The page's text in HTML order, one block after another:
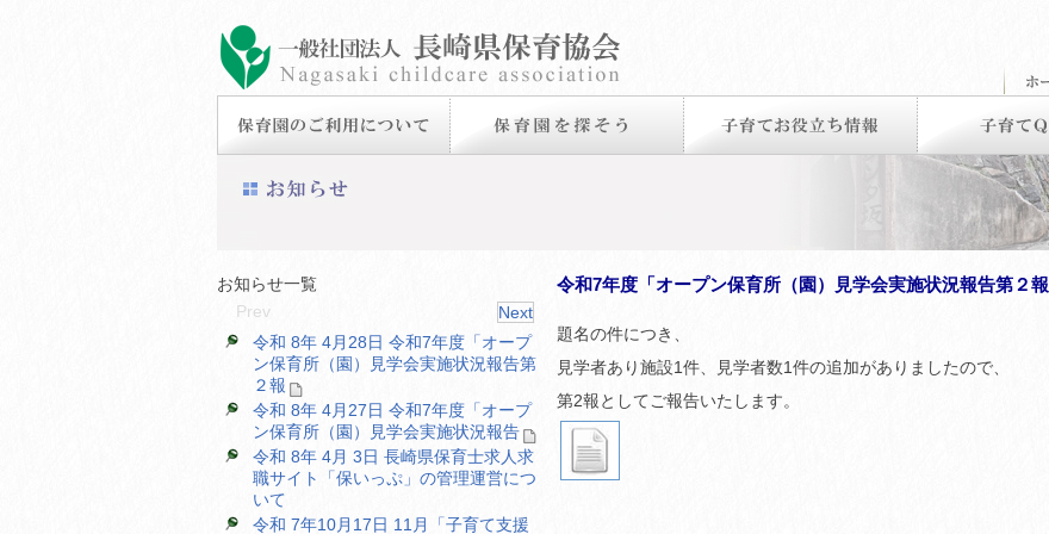
お知らせ一覧
Prev
Next
令和 8年 4月28日 令和7年度「オープ
ン保育所（園）見学会実施状況報告第
２報
令和 8年 4月27日 令和7年度「オープ
ン保育所（園）見学会実施状況報告
令和 8年 4月 3日 長崎県保育士求人求
職サイト「保いっぷ」の管理運営につ
いて
令和 7年10月17日 11月「子育て支援
令和7年度「オープン保育所（園）見学会実施状況報告第２報
題名の件につき、
見学者あり施設1件、見学者数1件の追加がありましたので、
第2報としてご報告いたします。